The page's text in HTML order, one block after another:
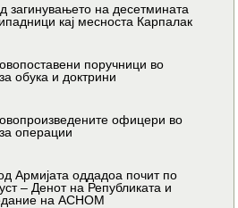
загинувањето на десетмината
кај месноста Карпалак
поручници во
обука и доктрини
офицери во
операции
Армијата оддадоа почит по
– Денот на Републиката и
на АСНОМ